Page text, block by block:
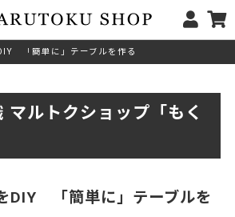
「簡単に」テーブルを作る
マルトクショップ「もく
DIY 「簡単に」テーブルを